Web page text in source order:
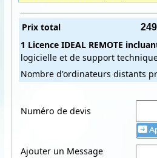
Prix total
1 Licence IDEAL REMOTE
logicielle et de support
Nombre d'ordinateurs distants
Numéro de devis
Ajouter un Message